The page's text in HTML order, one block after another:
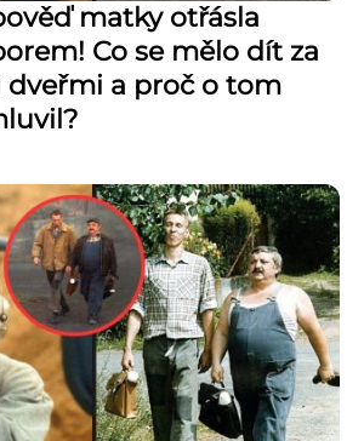
matky otřásla
Co se mělo dít za
dveřmi a proč o tom